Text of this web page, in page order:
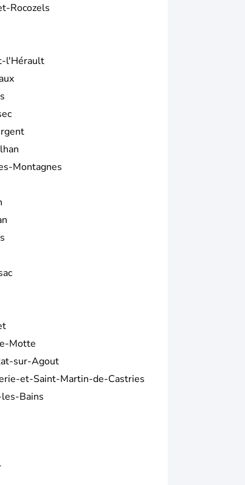
Rocozels
l'Hérault
Montagnes
Motte
sur-Agout
et-Saint-Martin-de-Castries
Bains